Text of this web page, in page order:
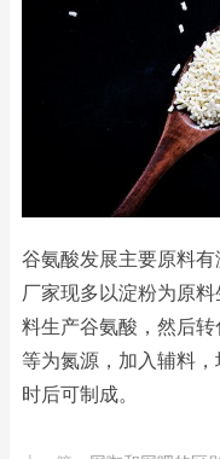
谷氨酸发展主要原料
厂家现多以淀粉为原
料生产谷氨酸，然后
等为氮源，加入辅料
时后可制成。